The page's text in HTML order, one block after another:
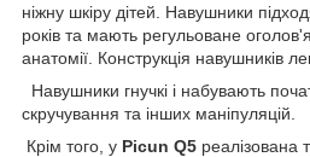
ніжну шкіру дітей. Навушники
років та мають регульоване
анатомії. Конструкція навушників
Навушники гнучкі і набувають
скручування та інших маніпуляцій.
Крім того, у Picun Q5 реалізована